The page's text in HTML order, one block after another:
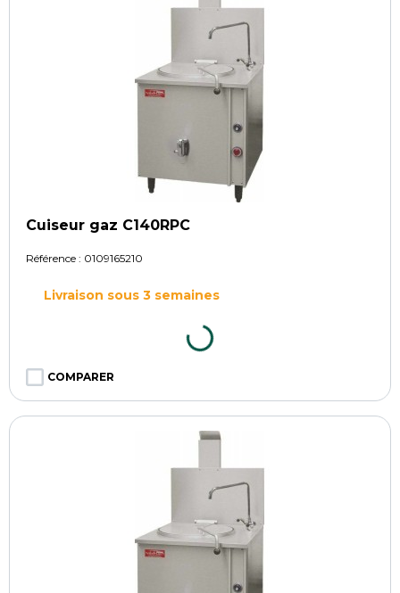
Cuiseur gaz C140RPC
Référence : 0109165210
Livraison sous 3 semaines
COMPARER